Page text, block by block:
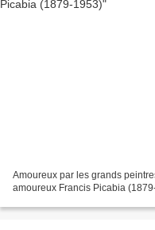
Amoureux par les grands
amoureux Francis Picabia